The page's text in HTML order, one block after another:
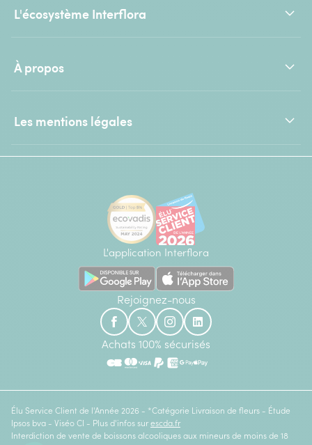
L'écosystème Interflora
À propos
Les mentions légales
L'application Interflora
Rejoignez-nous
Achats 100% sécurisés
Élu Service Client de l'Année 2026 - *Catégorie Livraison de fleurs - Étude
Ipsos bva - Viséo CI - Plus d'infos sur escda.fr
Interdiction de vente de boissons alcooliques aux mineurs de moins de 18